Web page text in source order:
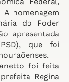
homenagem
do Poder
apresentada
que foi
foi feita
Regina